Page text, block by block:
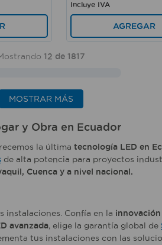
Incluye IVA
AGREGAR
12 de 1817
MOSTRAR MÁS
y Obra en Ecuador
la última tecnología LED en
de alta potencia para proyectos
Cuenca y a nivel nacional.
instalaciones. Confía en la
avanzada, elige la garantía global de
tus instalaciones con las